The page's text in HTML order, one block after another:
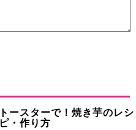
トースターで！焼き芋のレシ
ピ・作り方